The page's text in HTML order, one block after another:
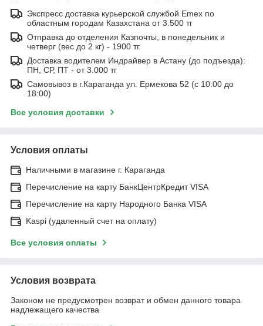
Экспресс доставка курьерской службой Emex по
областным городам Казахстана от 3.500 тг
Отправка до отделения Казпочты, в понедельник и
четверг (вес до 2 кг) - 1900 тг.
Доставка водителем Индрайвер в Астану (до подъезда):
ПН, СР, ПТ - от 3.000 тг
Самовывоз в г.Караганда ул. Ермекова 52 (с 10:00 до
18:00)
Все условия доставки
Условия оплаты
Наличными в магазине г. Караганда
Перечисление на карту БанкЦентрКредит VISA
Перечисление на карту Народного Банка VISA
Kaspi (удаленный счет на оплату)
Все условия оплаты
Условия возврата
Законом не предусмотрен возврат и обмен данного товара
надлежащего качества